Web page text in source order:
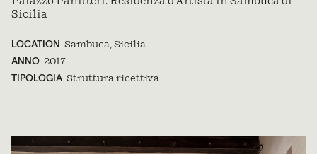
Sicilia
LOCATION Sambuca, Sicilia
ANNO 2017
TIPOLOGIA Struttura ricettiva